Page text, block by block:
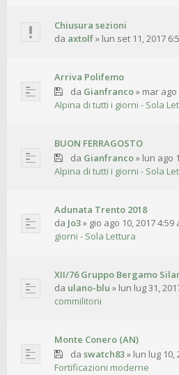
Chiusura sezioni
da axtolf» lun set 11, 2017
Arriva Polifemo
da Gianfranco» mar ago
Alpina di tutti i giorni - Sola
BUON FERRAGOSTO
da Gianfranco» lun ago
Alpina di tutti i giorni - Sola
Adunata Trento 2018
da Jo3» gio ago 10, 2017 4:59
giorni - Sola Lettura
XII/76 Gruppo Bergamo
da ulano-blu » lun lug 31,
commilitoni
Monte Conero (AN)
da swatch83» lun lug 10,
Fortificazioni moderne